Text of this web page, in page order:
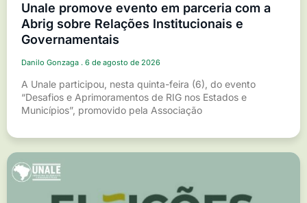
Unale promove evento em parceria com a
Abrig sobre Relações Institucionais e
Governamentais
Danilo Gonzaga 6 de agosto de 2026
A Unale participou, nesta quinta-feira (6), do evento
“Desafios e Aprimoramentos de RIG nos Estados e
Municípios”, promovido pela Associação